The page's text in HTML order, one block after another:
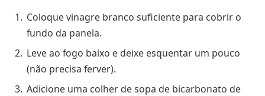
Coloque vinagre branco suficiente para cobrir o
fundo da panela.
Leve ao fogo baixo e deixe esquentar um pouco
(não precisa ferver).
Adicione uma colher de sopa de bicarbonato de